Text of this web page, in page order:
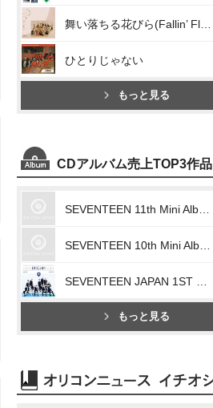
ひとりじゃない
もっと見る
CDアルバム売上TOP3作品
もっと見る